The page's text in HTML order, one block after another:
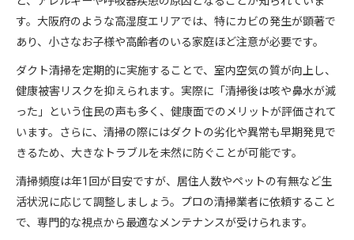
す。大阪府のような高湿度エリアでは、特にカビの発生が顕著で
あり、小さなお子様や高齢者のいる家庭ほど注意が必要です。
ダクト清掃を定期的に実施することで、室内空気の質が向上し、
健康被害リスクを抑えられます。実際に「清掃後は咳や鼻水が減
った」という住民の声も多く、健康面でのメリットが評価されて
います。さらに、清掃の際にはダクトの劣化や異常も早期発見で
きるため、大きなトラブルを未然に防ぐことが可能です。
清掃頻度は年1回が目安ですが、居住人数やペットの有無など生
活状況に応じて調整しましょう。プロの清掃業者に依頼すること
で、専門的な視点から最適なメンテナンスが受けられます。